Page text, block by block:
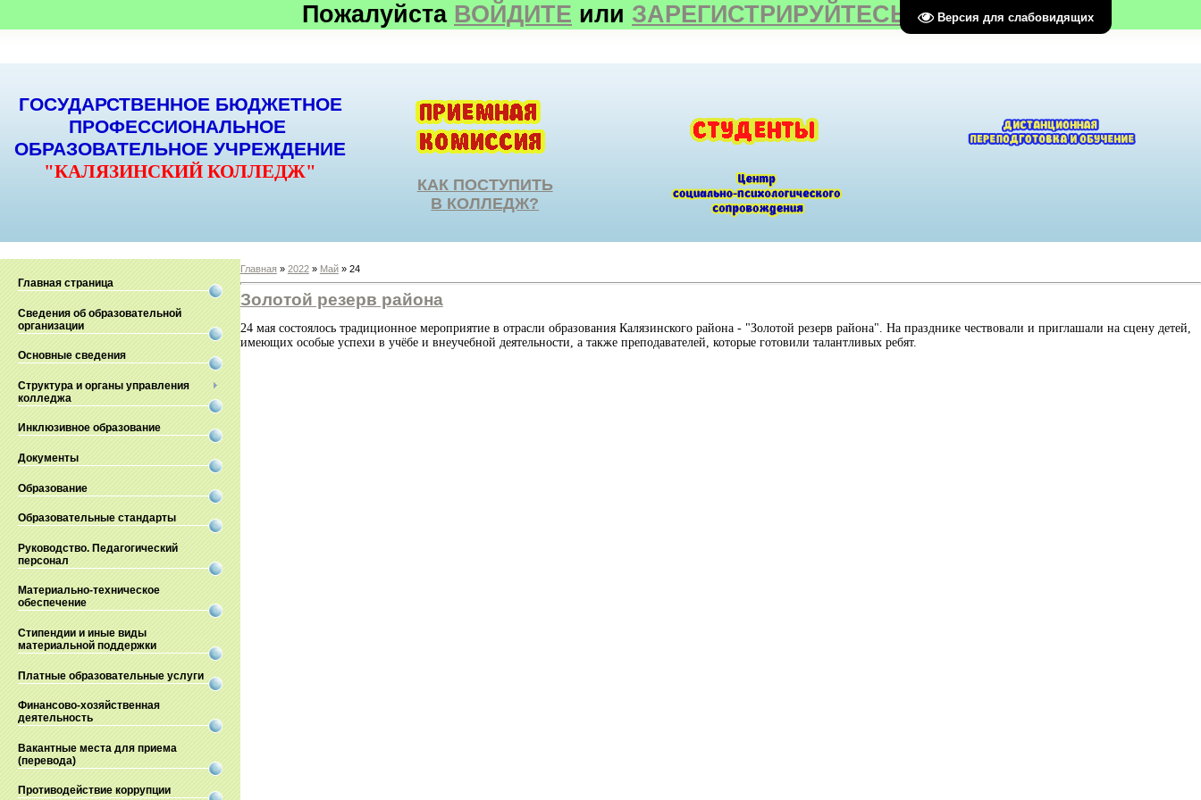
Версия для слабовидящих
Пожалуйста ВОЙДИТЕ или ЗАРЕГИСТРИРУЙТЕСЬ
ГОСУДАРСТВЕННОЕ БЮДЖЕТНОЕ
ПРОФЕССИОНАЛЬНОЕ
ОБРАЗОВАТЕЛЬНОЕ УЧРЕЖДЕНИЕ
"КАЛЯЗИНСКИЙ КОЛЛЕДЖ"
КАК ПОСТУПИТЬ
В КОЛЛЕДЖ?
Главная страница
Сведения об образовательной
организации
Основные сведения
Структура и органы управления
колледжа
Инклюзивное образование
Документы
Образование
Образовательные стандарты
Руководство. Педагогический
персонал
Материально-техническое
обеспечение
Стипендии и иные виды
материальной поддержки
Платные образовательные услуги
Финансово-хозяйственная
деятельность
Вакантные места для приема
(перевода)
Противодействие коррупции
Главная» 2022 » Май » 24
Золотой резерв района
24 мая состоялось традиционное мероприятие в отрасли образования Калязинского района - "Золотой резерв района". На празднике чествовали и приглашали на сцену детей,
имеющих особые успехи в учёбе и внеучебной деятельности, а также преподавателей, которые готовили талантливых ребят.